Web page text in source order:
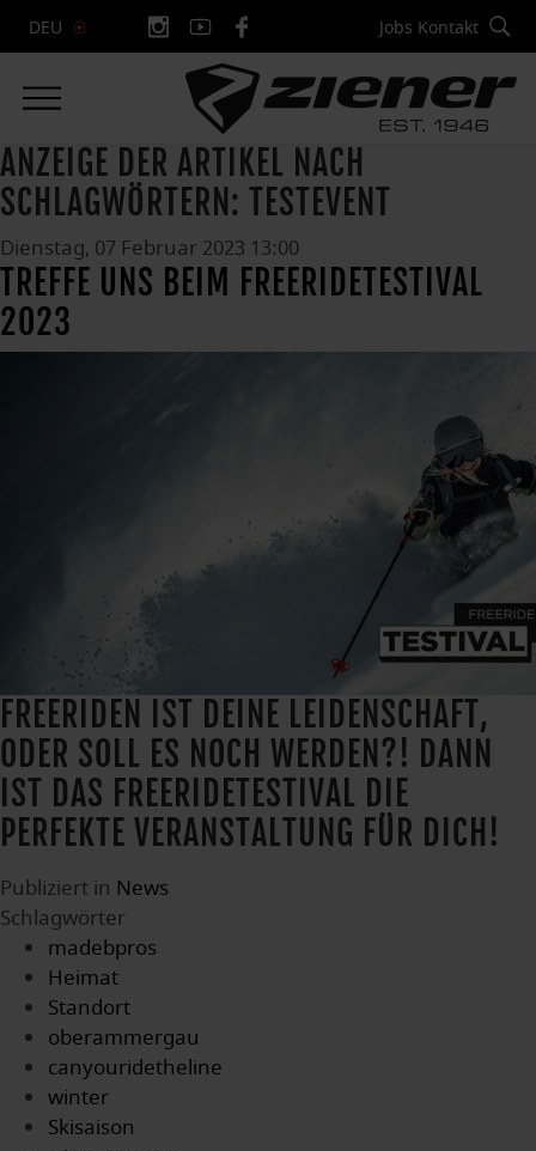
DEU Jobs Kontakt
ANZEIGE DER ARTIKEL NACH
SCHLAGWÖRTERN: TESTEVENT
Dienstag, 07 Februar 2023 13:00
TREFFE UNS BEIM FREERIDETESTIVAL
2023
FREERIDEN IST DEINE LEIDENSCHAFT,
ODER SOLL ES NOCH WERDEN?! DANN
IST DAS FREERIDETESTIVAL DIE
PERFEKTE VERANSTALTUNG FÜR DICH!
Publiziert in News
Schlagwörter
madebpros
Heimat
Standort
oberammergau
canyouridetheline
winter
Skisaison